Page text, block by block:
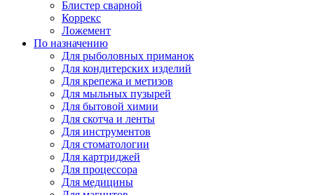
Блистер сварной
Коррекс
Ложемент
По назначению
Для рыболовных приманок
Для кондитерских изделий
Для крепежа и метизов
Для мыльных пузырей
Для бытовой химии
Для скотча и ленты
Для инструментов
Для стоматологии
Для картриджей
Для процессора
Для медицины